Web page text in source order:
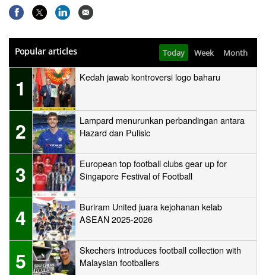
Popular articles Today Week Month
1 Kedah jawab kontroversi logo baharu
2
Lampard menurunkan perbandingan antara
Hazard dan Pulisic
3
European top football clubs gear up for
Singapore Festival of Football
4
Buriram United juara kejohanan kelab
ASEAN 2025-2026
5
Skechers introduces football collection with
Malaysian footballers